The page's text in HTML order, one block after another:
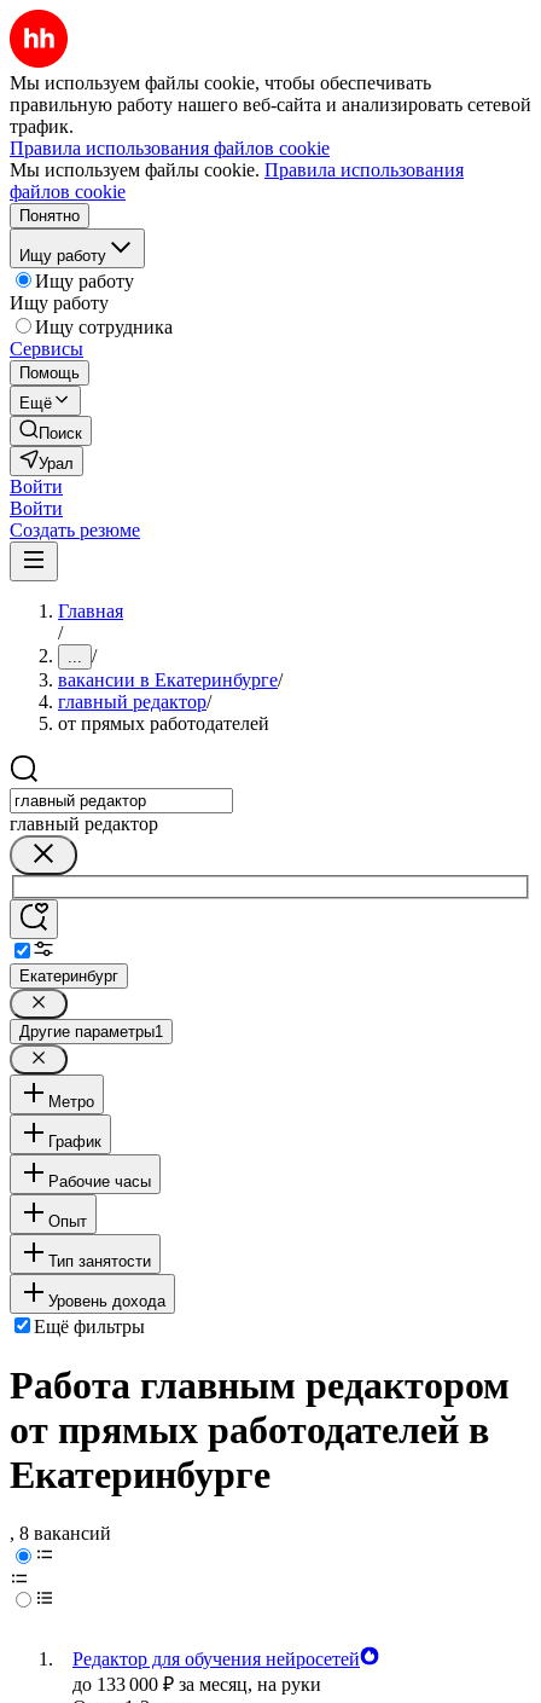
Мы используем файлы cookie, чтобы обеспечивать
правильную работу нашего веб-сайта и анализировать сетевой
трафик.
Правила использования файлов cookie
Мы используем файлы cookie. Правила использования
файлов cookie
Понятно
Ищу работу
Ищу работу
Ищу работу
Ищу сотрудника
Сервисы
Помощь
Ещё
Поиск
Урал
Войти
Войти
Создать резюме
Главная
/
... /
вакансии в Екатеринбурге/
главный редактор/
от прямых работодателей
главный редактор
Екатеринбург
Другие параметры1
Метро
График
Рабочие часы
Опыт
Тип занятости
Уровень дохода
Ещё фильтры
Работа главным редактором
от прямых работодателей в
Екатеринбурге
, 8 вакансий
Редактор для обучения нейросетей
до 133 000 ₽ за месяц, на руки